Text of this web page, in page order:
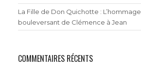
La Fille de Don Quichotte : L’hommage
bouleversant de Clémence à Jean
COMMENTAIRES RÉCENTS